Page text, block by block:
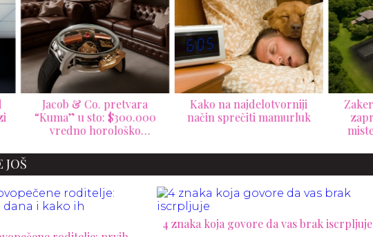
pretvara
$300.000
Kako na najdelotvorniji
način sprečiti mamurluk
Zakerberg otkrio čemu
zapravo služi njegov
misteriozni podzemni
JOŠ
4 znaka koja govore da vas brak iscrpljuje